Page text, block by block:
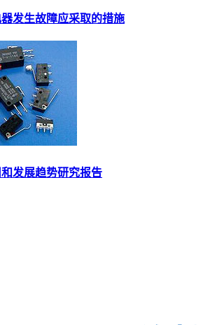
发生故障应采取的措施
发展趋势研究报告